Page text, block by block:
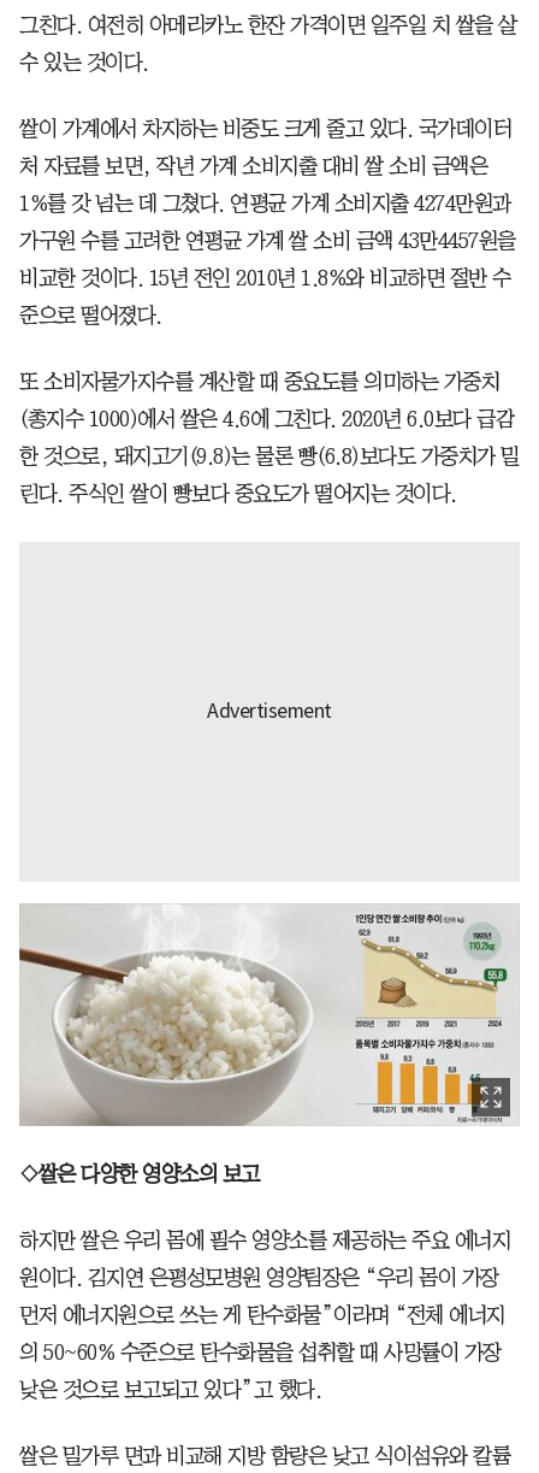
그친다. 여전히 아메리카노 한잔 가격이면 일주일 치 쌀을 살
수 있는 것이다.
쌀이 가계에서 차지하는 비중도 크게 줄고 있다. 국가데이터
처 자료를 보면, 작년 가계 소비지출 대비 쌀 소비 금액은
1%를 갓 넘는 데 그쳤다. 연평균 가계 소비지출 4274만원과
가구원 수를 고려한 연평균 가계 쌀 소비 금액 43만4457원을
비교한 것이다. 15년 전인 2010년 1.8%와 비교하면 절반 수
준으로 떨어졌다.
또 소비자물가지수를 계산할 때 중요도를 의미하는 가중치
(총지수 1000)에서 쌀은 4.6에 그친다. 2020년 6.0보다 급감
한 것으로, 돼지고기(9.8)는 물론 빵(6.8)보다도 가중치가 밀
린다. 주식인 쌀이 빵보다 중요도가 떨어지는 것이다.
◇쌀은 다양한 영양소의 보고
하지만 쌀은 우리 몸에 필수 영양소를 제공하는 주요 에너지
원이다. 김지연 은평성모병원 영양팀장은 “우리 몸이 가장
먼저 에너지원으로 쓰는 게 탄수화물”이라며 “전체 에너지
의 50~60% 수준으로 탄수화물을 섭취할 때 사망률이 가장
낮은 것으로 보고되고 있다”고 했다.
쌀은 밀가루 면과 비교해 지방 함량은 낮고 식이섬유와 칼륨